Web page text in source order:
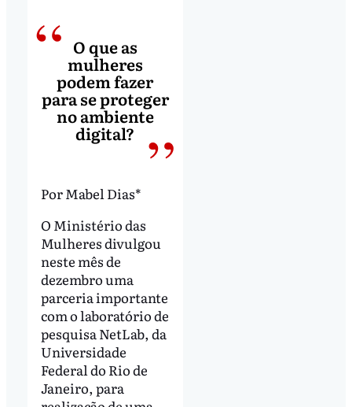
O que as
mulheres
podem fazer
para se proteger
no ambiente
digital?
Por Mabel Dias*
O Ministério das
Mulheres divulgou
neste mês de
dezembro uma
parceria importante
com o laboratório de
pesquisa NetLab, da
Universidade
Federal do Rio de
Janeiro, para